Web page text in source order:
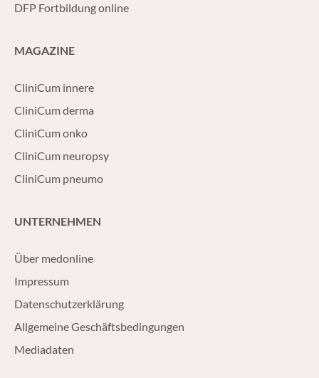
DFP Fortbildung online
MAGAZINE
CliniCum innere
CliniCum derma
CliniCum onko
CliniCum neuropsy
CliniCum pneumo
UNTERNEHMEN
Über medonline
Impressum
Datenschutzerklärung
Allgemeine Geschäftsbedingungen
Mediadaten